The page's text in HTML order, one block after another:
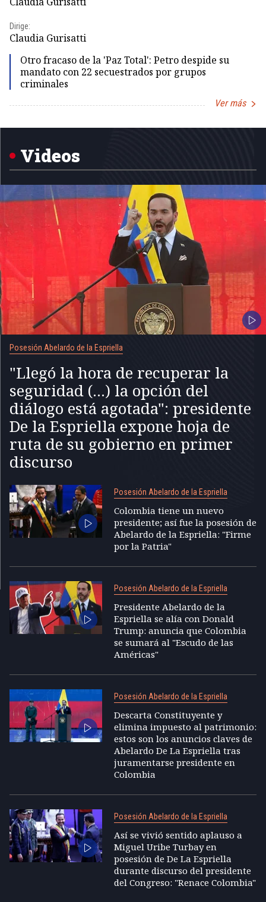
Dirige:
Claudia Gurisatti
Otro fracaso de la 'Paz Total': Petro despide su
mandato con 22 secuestrados por grupos
criminales
Ver más
1
Videos
Posesión Abelardo de la Espriella
"Llegó la hora de recuperar la
seguridad (...) la opción del
diálogo está agotada": presidente
De la Espriella expone hoja de
ruta de su gobierno en primer
discurso
Posesión Abelardo de la Espriella
Colombia tiene un nuevo
presidente; así fue la posesión de
Abelardo de la Espriella: "Firme
por la Patria"
Posesión Abelardo de la Espriella
Presidente Abelardo de la
Espriella se alía con Donald
Trump: anuncia que Colombia
se sumará al "Escudo de las
Américas"
Posesión Abelardo de la Espriella
Descarta Constituyente y
elimina impuesto al patrimonio:
estos son los anuncios claves de
Abelardo De La Espriella tras
juramentarse presidente en
Colombia
Posesión Abelardo de la Espriella
Así se vivió sentido aplauso a
Miguel Uribe Turbay en
posesión de De La Espriella
durante discurso del presidente
del Congreso: "Renace Colombia"